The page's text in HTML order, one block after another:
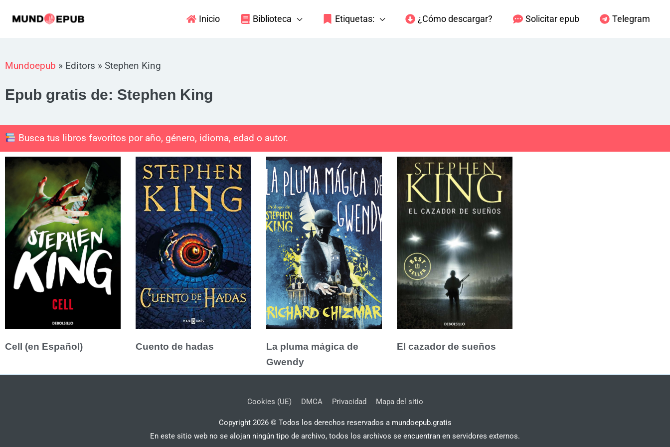
Inicio Biblioteca Etiquetas: ¿Cómo descargar? Solicitar epub Telegram
Mundoepub » Editors » Stephen King
Epub gratis de: Stephen King
Busca tus libros favoritos por año, género, idioma, edad o autor.
Cell (en Español) Cuento de hadas
La pluma mágica de
Gwendy
El cazador de sueños
Cookies (UE) DMCA Privacidad Mapa del sitio
Copyright 2026 © Todos los derechos reservados a mundoepub.gratis
En este sitio web no se alojan ningún tipo de archivo, todos los archivos se encuentran en servidores externos.